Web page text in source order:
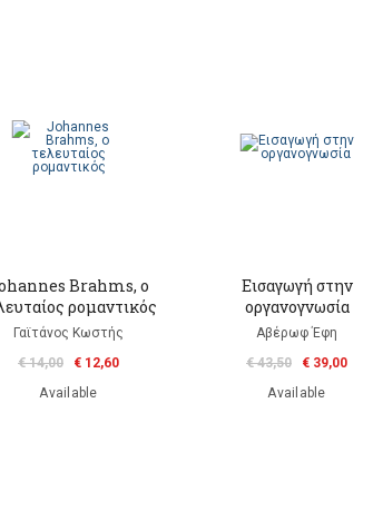
Brahms, o
ρομαντικός
Γαϊτάνος Κωστής
€ 14,00
€ 12,60
Available
Εισαγωγή στην
οργανογνωσία
Αβέρωφ Έφη
€ 43,50
€ 39,00
Available